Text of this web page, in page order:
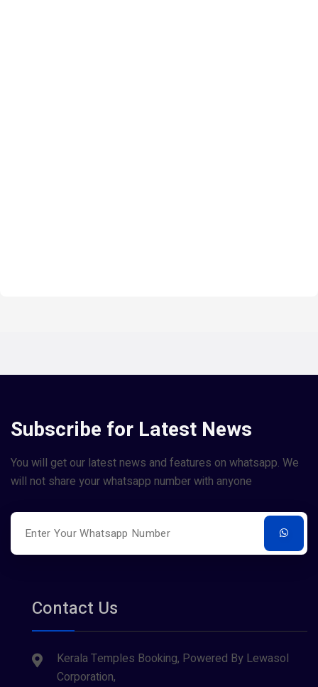
Subscribe for Latest News
You will get our latest news and features on whatsapp. We
will not share your whatsapp number with anyone
Contact Us
Kerala Temples Booking, Powered By Lewasol
Corporation,